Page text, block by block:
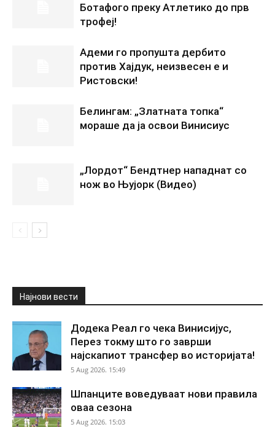
Ботафого преку Атлетико до прв
трофеј!
Адеми го пропушта дербито
против Хајдук, неизвесен е и
Ристовски!
Белингам: „Златната топка“
мораше да ја освои Винисиус
„Лордот“ Бендтнер нападнат со
нож во Њујорк (Видео)
Најнови вести
Додека Реал го чека Винисијус,
Перез токму што го заврши
најскапиот трансфер во историјата!
5 Aug 2026. 15:49
Шпанците воведуваат нови правила
оваа сезона
5 Aug 2026. 15:03